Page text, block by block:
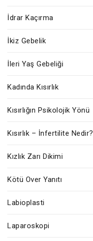
İdrar Kaçırma
İkiz Gebelik
İleri Yaş Gebeliği
Kadında Kısırlık
Kısırlığın Psikolojik Yönü
Kısırlık – İnfertilite Nedir?
Kızlık Zarı Dikimi
Kötü Over Yanıtı
Labioplasti
Laparoskopi